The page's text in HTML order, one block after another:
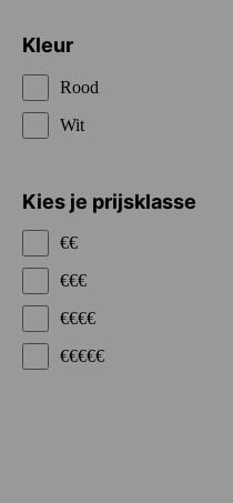
Kleur
Rood
Wit
Kies je prijsklasse
€€
€€€
€€€€
€€€€€